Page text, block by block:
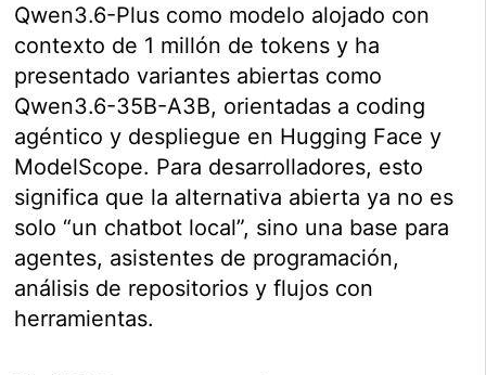
Qwen3.6-Plus como modelo alojado con
contexto de 1 millón de tokens y ha
presentado variantes abiertas como
Qwen3.6-35B-A3B, orientadas a coding
agéntico y despliegue en Hugging Face y
ModelScope. Para desarrolladores, esto
significa que la alternativa abierta ya no es
solo “un chatbot local”, sino una base para
agentes, asistentes de programación,
análisis de repositorios y flujos con
herramientas.